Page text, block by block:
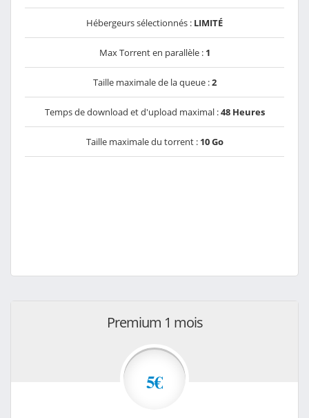
Hébergeurs sélectionnés : LIMITÉ
Max Torrent en parallèle : 1
Taille maximale de la queue :2
Temps de download et d'upload maximal :48 Heures
Taille maximale du torrent : 10 Go
Premium 1 mois
5€